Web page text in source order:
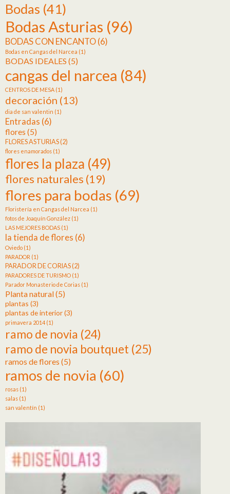
Bodas (41)
Bodas Asturias (96)
BODAS CON ENCANTO(6)
Bodas en Cangas del Narcea (1)
BODAS IDEALES (5)
cangas del narcea (84)
CENTROS DE MESA (1)
decoración (13)
dia de san valentin (1)
Entradas (6)
flores (5)
FLORES ASTURIAS(2)
flores enamorados (1)
flores la plaza (49)
flores naturales (19)
flores para bodas (69)
Floristería en Cangas del Narcea (1)
fotos de Joaquín González (1)
LAS MEJORES BODAS (1)
la tienda de flores (6)
Oviedo (1)
PARADOR (1)
PARADOR DE CORIAS(2)
PARADORES DE TURISMO (1)
Parador Monasterio de Corias (1)
Planta natural(5)
plantas (3)
plantas de interior(3)
primavera 2014(1)
ramo de novia (24)
ramo de novia boutquet (25)
ramos de flores (5)
ramos de novia (60)
rosas (1)
salas (1)
san valentín (1)